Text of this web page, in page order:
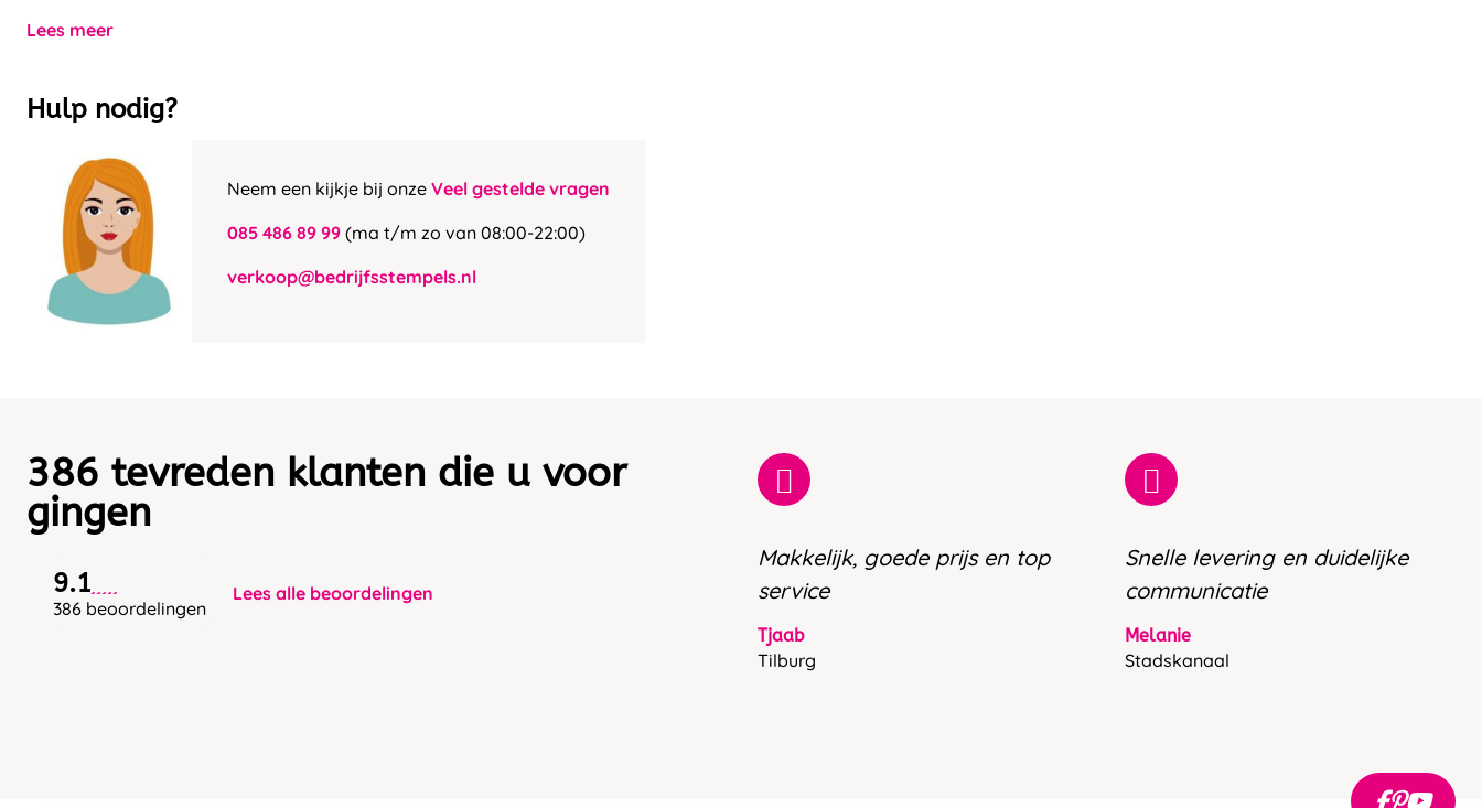
Lees meer
Hulp nodig?
Neem een kijkje bij onze Veel gestelde vragen
085 486 89 99 (ma t/m zo van 08:00-22:00)
verkoop@bedrijfsstempels.nl
386 tevreden klanten die u voor
gingen
9.1
386 beoordelingen
Lees alle beoordelingen
Makkelijk, goede prijs en top
service
Tjaab
Tilburg
Snelle levering en duidelijke
communicatie
Melanie
Stadskanaal